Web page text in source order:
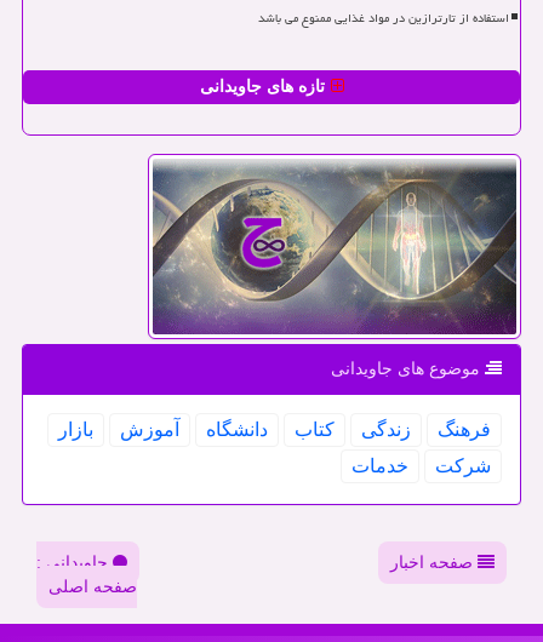
استفاده از تارترازین در مواد غذایی ممنوع می باشد
تازه های جاویدانی
موضوع های جاویدانی
فرهنگ زندگی كتاب دانشگاه آموزش
بازار
شركت
خدمات
صفحه اخبار
جاویدانی :
صفحه اصلی